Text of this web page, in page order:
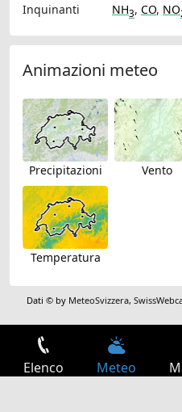
Inquinanti
NH3, CO, NO
Animazioni meteo
Precipitazioni Vento
Temperatura
Dati © by MeteoSvizzera,
Elenco Meteo